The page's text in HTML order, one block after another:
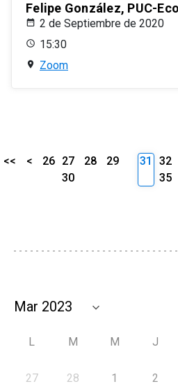
Felipe González, PUC-
2 de Septiembre de 2020
15:30
Zoom
<< < 26 27 28
29
30
31 32
35
L M M J
27 28 1 2